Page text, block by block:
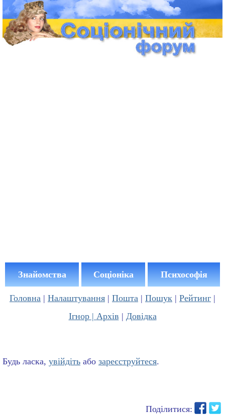
Знайомства Соціоніка Психософія
Головна | Налаштування | Пошта | Пошук | Рейтинг |
Ігнор | Архів | Довідка
Будь ласка, увійдіть або зареєструйтеся.
Поділитися: